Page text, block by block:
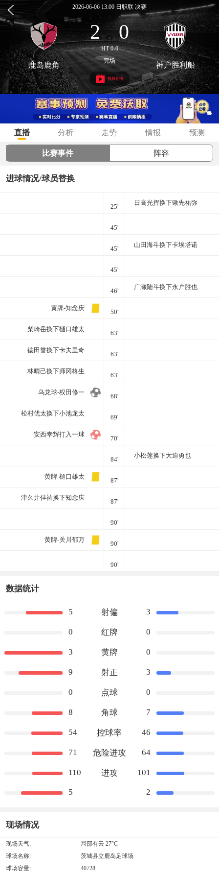
2026-06-06 13:00 日职联 决赛
2 : 0
HT 0-0
鹿岛鹿角 完场 神户胜利船
视频直播
直播 分析 走势 情报 预测
比赛事件 阵容
进球情况/球员替换
25'
日高光挥换下锹先祐弥
45'
45'
山田海斗换下卡埃塔诺
45'
46'
广濑陆斗换下永户胜也
黄牌-知念庆
50'
柴崎岳换下樋口雄太
63'
德田誉换下卡夫里奇
63'
林晴己换下师冈柊生
63'
乌龙球-权田修一
68'
松村优太换下小池龙太
69'
安西幸辉打入一球
70'
84'
小松莲换下大迫勇也
黄牌-樋口雄太
87'
津久井佳祐换下知念庆
87'
90'
黄牌-关川郁万
90'
90'
数据统计
5 射偏 3
0 红牌 0
3 黄牌 0
9 射正 3
0 点球 0
8 角球 7
54 控球率 46
71 危险进攻 64
110 进攻 101
5 2
现场情况
现场天气:
局部有云 27°C
球场名称:
茨城县立鹿岛足球场
球场容量:
40728